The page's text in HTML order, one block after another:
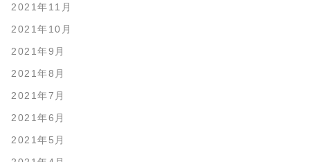
2021年11月
2021年10月
2021年9月
2021年8月
2021年7月
2021年6月
2021年5月